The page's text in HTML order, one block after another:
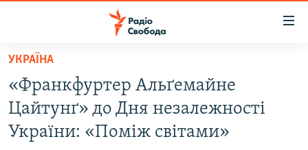
Перейти
основного
матеріалу
Перейти
до
РАДІО СВОБОДА – 70 РОКІВ
ВСЕ ЗА ДОБУ
СТАТТІ
УКРАЇНА
«Франкфуртер Альґемайне
Цайтунґ» до Дня незалежності
України: «Поміж світами»